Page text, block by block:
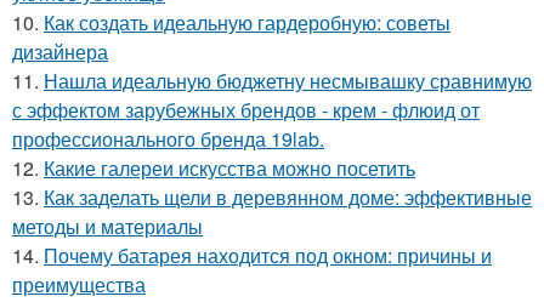
10. Как создать идеальную гардеробную: советы
дизайнера
11. Нашла идеальную бюджетну несмывашку сравнимую
с эффектом зарубежных брендов - крем - флюид от
профессионального бренда 19lab.
12. Какие галереи искусства можно посетить
13. Как заделать щели в деревянном доме: эффективные
методы и материалы
14. Почему батарея находится под окном: причины и
преимущества